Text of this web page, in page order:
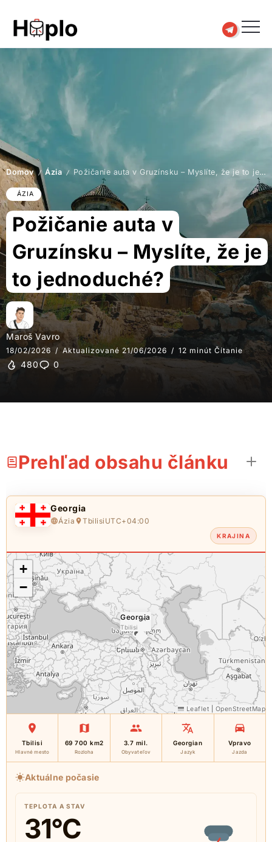
Domov / Ázia / Požičanie auta v Gruzínsku – Myslíte, že je to jednoduché?
ÁZIA
Požičanie auta v
Gruzínsku – Myslíte, že je
to jednoduché?
Maroš Vavro
18/02/2026 Aktualizované 21/06/2026 12 minút Čítanie
480 0
Prehľad obsahu článku
Georgia
Ázia Tbilisi UTC+04:00
KRAJINA
Georgia
Tbilisi
×
+
−
Leaflet OpenStreetMap
Tbilisi
Hlavné mesto
69 700 km2
Rozloha
3.7 mil.
Obyvateľov
Georgian
Jazyk
Vpravo
Jazda
Aktuálne počasie
TEPLOTA A STAV
31°C